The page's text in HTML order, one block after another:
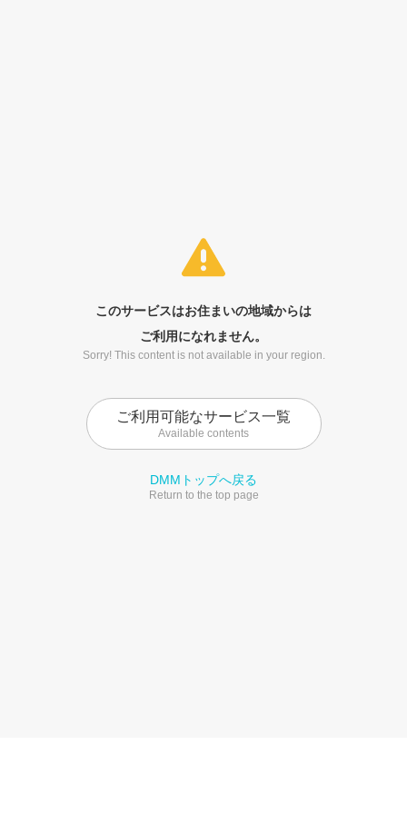
このサービスはお住まいの地域からは
ご利用になれません。
Sorry! This content is not available in your region.
ご利用可能なサービス一覧
Available contents
DMMトップへ戻る
Return to the top page